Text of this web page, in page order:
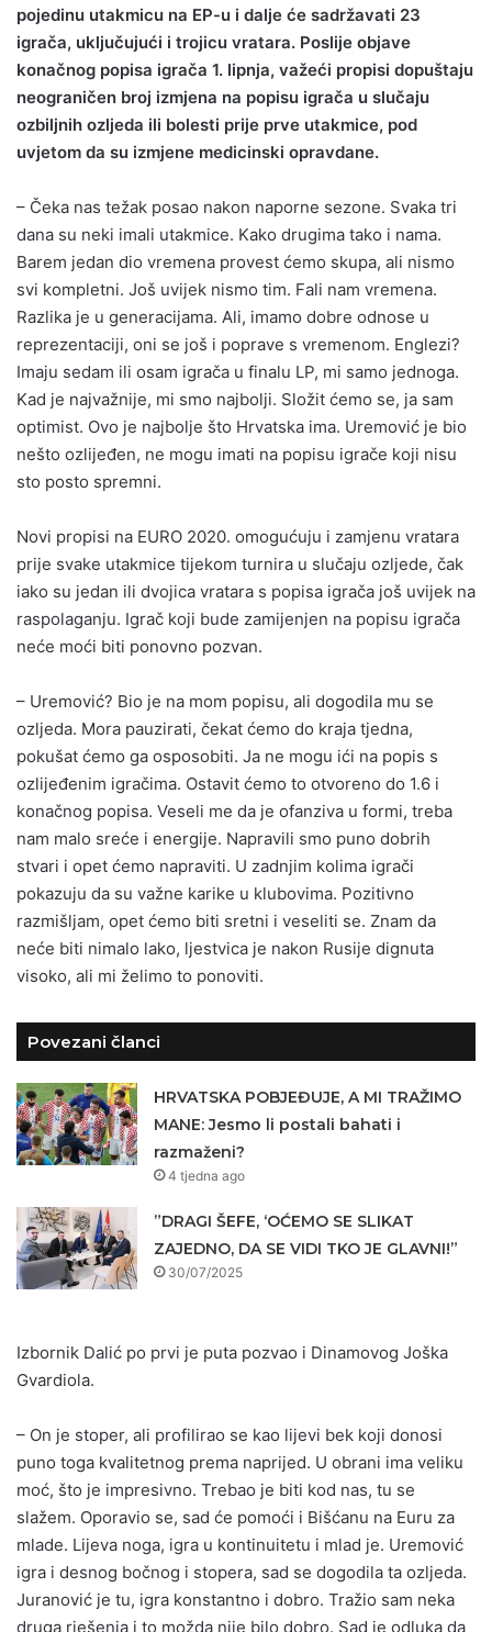
pojedinu utakmicu na EP-u i dalje će sadržavati 23
igrača, uključujući i trojicu vratara. Poslije objave
konačnog popisa igrača 1. lipnja, važeći propisi dopuštaju
neograničen broj izmjena na popisu igrača u slučaju
ozbiljnih ozljeda ili bolesti prije prve utakmice, pod
uvjetom da su izmjene medicinski opravdane.
– Čeka nas težak posao nakon naporne sezone. Svaka tri
dana su neki imali utakmice. Kako drugima tako i nama.
Barem jedan dio vremena provest ćemo skupa, ali nismo
svi kompletni. Još uvijek nismo tim. Fali nam vremena.
Razlika je u generacijama. Ali, imamo dobre odnose u
reprezentaciji, oni se još i poprave s vremenom. Englezi?
Imaju sedam ili osam igrača u finalu LP, mi samo jednoga.
Kad je najvažnije, mi smo najbolji. Složit ćemo se, ja sam
optimist. Ovo je najbolje što Hrvatska ima. Uremović je bio
nešto ozlijeđen, ne mogu imati na popisu igrače koji nisu
sto posto spremni.
Novi propisi na EURO 2020. omogućuju i zamjenu vratara
prije svake utakmice tijekom turnira u slučaju ozljede, čak
iako su jedan ili dvojica vratara s popisa igrača još uvijek na
raspolaganju. Igrač koji bude zamijenjen na popisu igrača
neće moći biti ponovno pozvan.
– Uremović? Bio je na mom popisu, ali dogodila mu se
ozljeda. Mora pauzirati, čekat ćemo do kraja tjedna,
pokušat ćemo ga osposobiti. Ja ne mogu ići na popis s
ozlijeđenim igračima. Ostavit ćemo to otvoreno do 1.6 i
konačnog popisa. Veseli me da je ofanziva u formi, treba
nam malo sreće i energije. Napravili smo puno dobrih
stvari i opet ćemo napraviti. U zadnjim kolima igrači
pokazuju da su važne karike u klubovima. Pozitivno
razmišljam, opet ćemo biti sretni i veseliti se. Znam da
neće biti nimalo lako, ljestvica je nakon Rusije dignuta
visoko, ali mi želimo to ponoviti.
Povezani članci
HRVATSKA POBJEĐUJE, A MI TRAŽIMO
MANE: Jesmo li postali bahati i
razmaženi?
4 tjedna ago
”DRAGI ŠEFE, ‘OĆEMO SE SLIKAT
ZAJEDNO, DA SE VIDI TKO JE GLAVNI!”
30/07/2025
Izbornik Dalić po prvi je puta pozvao i Dinamovog Joška
Gvardiola.
– On je stoper, ali profilirao se kao lijevi bek koji donosi
puno toga kvalitetnog prema naprijed. U obrani ima veliku
moć, što je impresivno. Trebao je biti kod nas, tu se
slažem. Oporavio se, sad će pomoći i Bišćanu na Euru za
mlade. Lijeva noga, igra u kontinuitetu i mlad je. Uremović
igra i desnog bočnog i stopera, sad se dogodila ta ozljeda.
Juranović je tu, igra konstantno i dobro. Tražio sam neka
druga rješenja i to možda nije bilo dobro. Sad je odluka da